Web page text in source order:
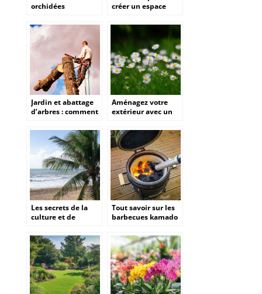
orchidées
créer un espace
Jardin et abattage
d’arbres : comment
Aménagez votre
extérieur avec un
pour des espaces
esthétiques et
fonctionnels
Les secrets de la
culture et de
capitata
Tout savoir sur les
barbecues kamado
choisir et utiliser
votre grill